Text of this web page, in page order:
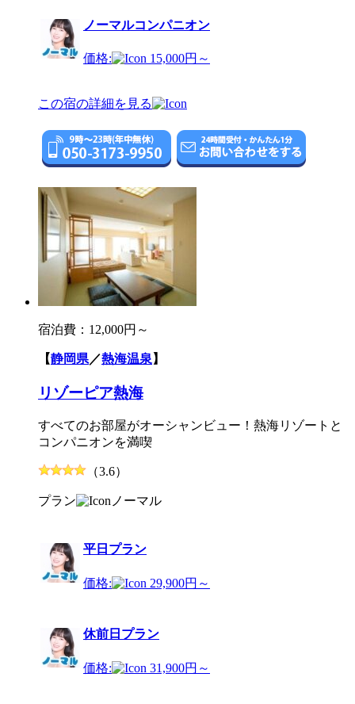
ノーマルコンパニオン
価格: 15,000円～
この宿の詳細を見る
宿泊費： 12,000円～
【静岡県／熱海温泉 】
リゾーピア熱海
すべてのお部屋がオーシャンビュー！熱海リゾートと
コンパニオンを満喫
（3.6）
プラン ノーマル
平日プラン
価格: 29,900円～
休前日プラン
価格: 31,900円～